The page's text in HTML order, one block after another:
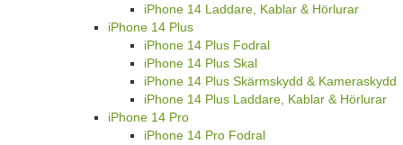
iPhone 14 Laddare, Kablar & Hörlurar
iPhone 14 Plus
iPhone 14 Plus Fodral
iPhone 14 Plus Skal
iPhone 14 Plus Skärmskydd & Kameraskydd
iPhone 14 Plus Laddare, Kablar & Hörlurar
iPhone 14 Pro
iPhone 14 Pro Fodral